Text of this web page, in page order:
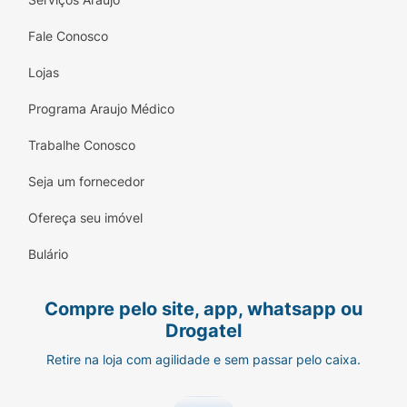
Dermatologicamente testado, proporciona uma
hidratação restauradora que fortalece a
barreira de proteção da pele.
Sugestão de Uso:
À noite, após a higienização completa da pele,
aplique uma quantidade adequada do Creme
e o pescoço. Espalhe com movimentos suaves e
para fora) até que o produto seja totalmente
absorvido.
Ficha Técnica:
Fale Conosco
Lojas
Programa Araujo Médico
Trabalhe Conosco
Seja um fornecedor
Ofereça seu imóvel
Bulário
Compre pelo site, app, whatsapp ou
Drogatel
Retire na loja com agilidade e sem passar pelo caixa.